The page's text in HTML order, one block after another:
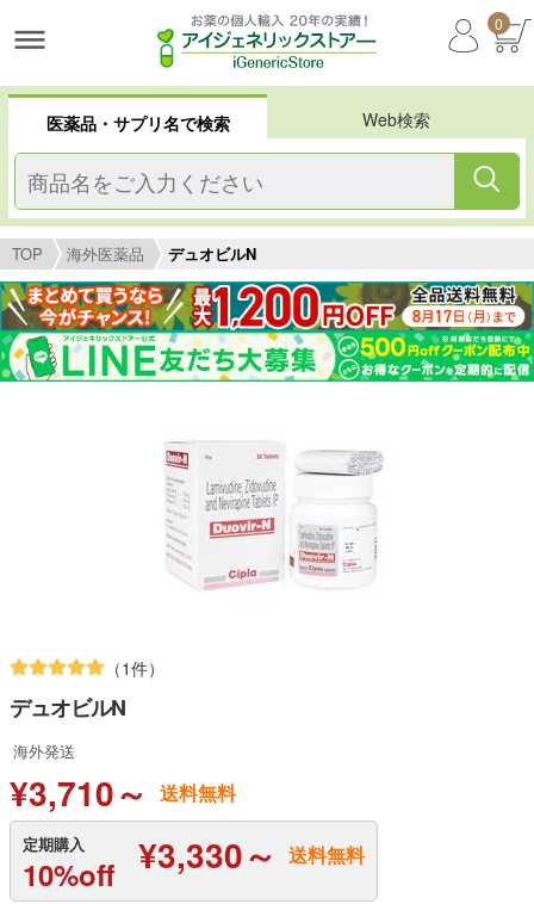
0
医薬品・サプリ名で検索 Web検索
TOP 海外医薬品 デュオビルN
（1件）
デュオビルN
海外発送
¥3,710～ 送料無料
定期購入
10%off ¥3,330～ 送料無料